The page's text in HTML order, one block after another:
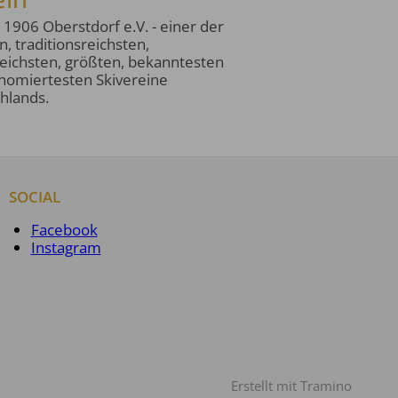
1906 Oberstdorf e.V. - einer der
traditionsreichsten,
größten, bekanntesten
Skivereine
SOCIAL
Facebook
Instagram
Erstellt mit Tramino